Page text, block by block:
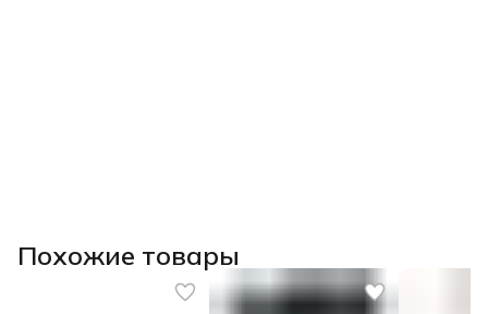
Похожие товары